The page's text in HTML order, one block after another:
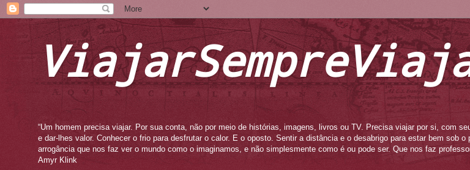
“Um homem precisa viajar. Por sua conta, não por meio de histórias, imagens, livros ou TV. Precisa viajar por si, com
e dar-lhes valor. Conhecer o frio para desfrutar o calor. E o oposto. Sentir a distância e o desabrigo para estar bem sob
arrogância que nos faz ver o mundo como o imaginamos, e não simplesmente como é ou pode ser. Que nos faz
Amyr Klink